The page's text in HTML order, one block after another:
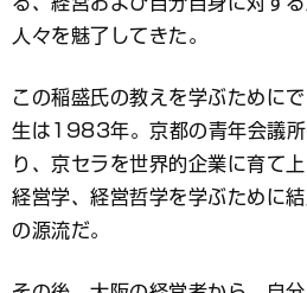
人々を魅了してきた。
この稲盛氏の教えを学ぶために
生は1983年。京都の青年会議所
り、京セラを世界的企業に育て
経営学、経営哲学を学ぶために
の源流だ。